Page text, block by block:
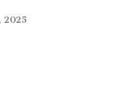
2025